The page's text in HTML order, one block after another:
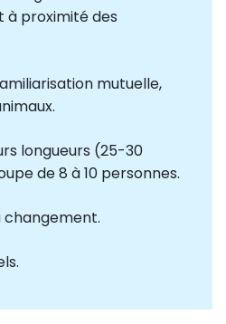
proximité des
mutuelle,
longueurs (25-30
de 8 à 10 personnes.
changement.